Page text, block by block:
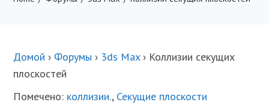
Домой › Форумы › 3ds Max › Коллизии секущих
плоскостей
Помечено: коллизии., Секущие плоскости